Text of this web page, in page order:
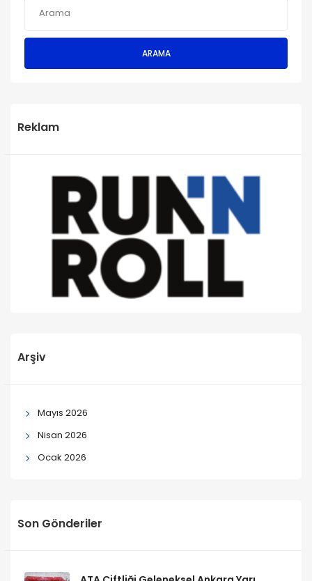
ARAMA
Reklam
Arşiv
Mayıs 2026
Nisan 2026
Ocak 2026
Son Gönderiler